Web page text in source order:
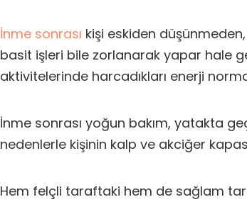
İnme sonrası kişi eskiden
basit işleri bile zorlanarak yapar hale
aktivitelerinde harcadıkları enerji
İnme sonrası yoğun bakım, yatakta
nedenlerle kişinin kalp ve akciğer
Hem felçli taraftaki hem de sağlam